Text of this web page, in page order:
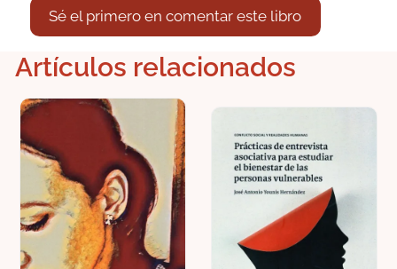
Sé el primero en comentar este libro
Artículos relacionados